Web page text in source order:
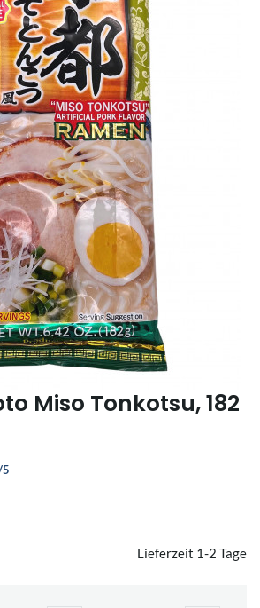
Miso Tonkotsu, 182
Lieferzeit 1-2 Tage